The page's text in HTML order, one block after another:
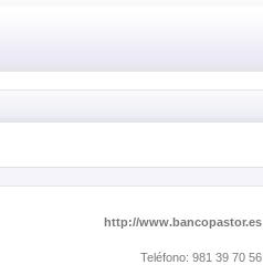
http://www.bancopastor.es
Teléfono: 981 39 70 56